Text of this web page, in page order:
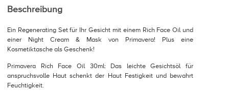
Beschreibung
Ein Regenerating Set für Ihr Gesicht mit einem Rich Face Oil und
einer Night Cream & Mask von Primavera! Plus eine
Kosmetiktasche als Geschenk!
Primavera Rich Face Oil 30ml: Das leichte Gesichtsöl für
anspruchsvolle Haut schenkt der Haut Festigkeit und bewahrt
Feuchtigkeit.